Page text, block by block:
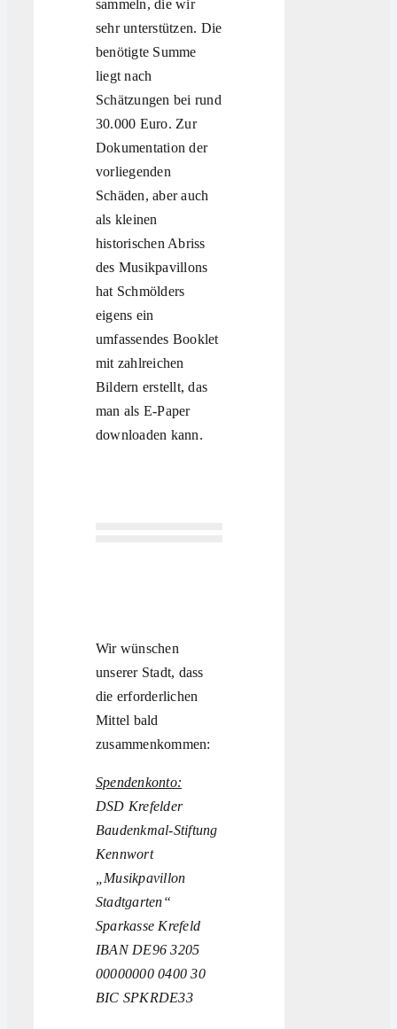
sammeln, die wir
sehr unterstützen. Die
benötigte Summe
liegt nach
Schätzungen bei rund
30.000 Euro. Zur
Dokumentation der
vorliegenden
Schäden, aber auch
als kleinen
historischen Abriss
des Musikpavillons
hat Schmölders
eigens ein
umfassendes Booklet
mit zahlreichen
Bildern erstellt, das
man als E-Paper
downloaden kann.
Wir wünschen
unserer Stadt, dass
die erforderlichen
Mittel bald
zusammenkommen:
Spendenkonto:
DSD Krefelder
Baudenkmal-Stiftung
Kennwort
„Musikpavillon
Stadtgarten“
Sparkasse Krefeld
IBAN DE96 3205
00000000 0400 30
BIC SPKRDE33